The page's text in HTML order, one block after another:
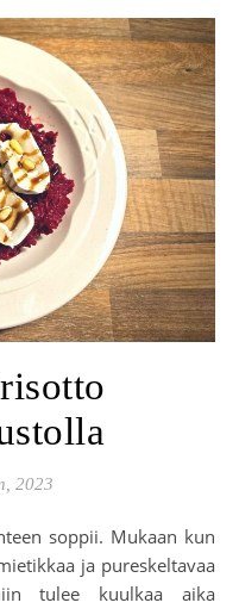
2023
ja pureskeltavaa
tulee kuulkaa aika